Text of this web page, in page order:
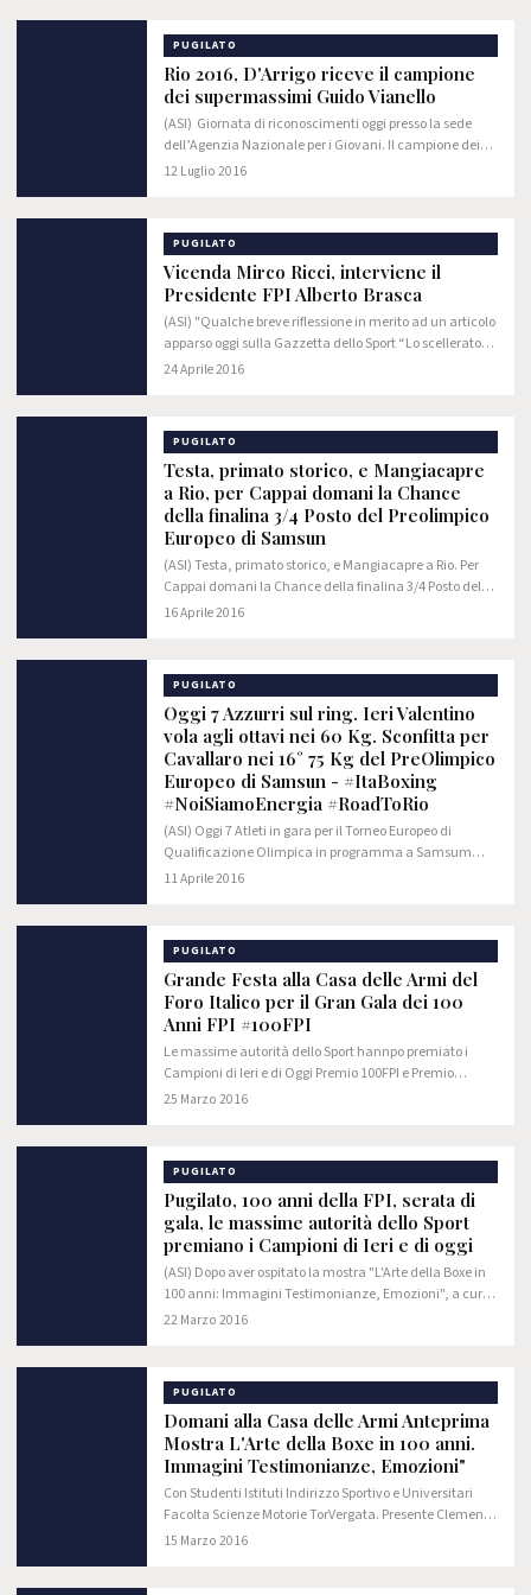
PUGILATO
Rio 2016, D'Arrigo riceve il campione
dei supermassimi Guido Vianello
(ASI) Giornata di riconoscimenti oggi presso la sede
dell’Agenzia Nazionale per i Giovani. Il campione dei
supermassimi Guido Vianello ha incontrato il direttore
12 Luglio 2016
PUGILATO
Vicenda Mirco Ricci, interviene il
Presidente FPI Alberto Brasca
(ASI) "Qualche breve riflessione in merito ad un articolo
apparso oggi sulla Gazzetta dello Sport “Lo scellerato
Ricci e i mali della boxe".Apprendere la notizia di un
24 Aprile 2016
PUGILATO
Testa, primato storico, e Mangiacapre
a Rio, per Cappai domani la Chance
della finalina 3/4 Posto del Preolimpico
Europeo di Samsun
(ASI) Testa, primato storico, e Mangiacapre a Rio. Per
Cappai domani la Chance della finalina 3/4 Posto del
Preolimpico Europeo di Samsun #ItaBoxing #RoadToRio
16 Aprile 2016
PUGILATO
Oggi 7 Azzurri sul ring. Ieri Valentino
vola agli ottavi nei 60 Kg. Sconfitta per
Cavallaro nei 16° 75 Kg del PreOlimpico
Europeo di Samsun - #ItaBoxing
#NoiSiamoEnergia #RoadToRio
(ASI) Oggi 7 Atleti in gara per il Torneo Europeo di
Qualificazione Olimpica in programma a Samsum
(Turchia), la competizione che assegnerà 36 pass
11 Aprile 2016
PUGILATO
Grande Festa alla Casa delle Armi del
Foro Italico per il Gran Gala dei 100
Anni FPI #100FPI
Le massime autorità dello Sport hannpo premiato i
Campioni di Ieri e di Oggi Premio 100FPI e Premio
Giuliano Gemma #100FPI
25 Marzo 2016
PUGILATO
Pugilato, 100 anni della FPI, serata di
gala, le massime autorità dello Sport
premiano i Campioni di Ieri e di oggi
(ASI) Dopo aver ospitato la mostra "L'Arte della Boxe in
100 anni: Immagini Testimonianze, Emozioni", a cura
di Roberta De Fabritiis, Roberto Savi e Marco Impiglia, la
22 Marzo 2016
PUGILATO
Domani alla Casa delle Armi Anteprima
Mostra L'Arte della Boxe in 100 anni.
Immagini Testimonianze, Emozioni"
Con Studenti Istituti Indirizzo Sportivo e Universitari
Facolta Scienze Motorie TorVergata. Presente Clemente
Russo #100FPI
15 Marzo 2016